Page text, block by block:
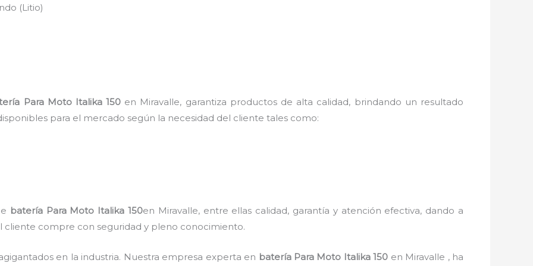
(Litio)
Para Moto Italika 150 en Miravalle, garantiza productos de alta calidad, brindando un resultado
para el mercado según la necesidad del cliente tales como:
batería Para Moto Italika 150en Miravalle, entre ellas calidad, garantía y atención efectiva, dando a
cliente compre con seguridad y pleno conocimiento.
en la industria. Nuestra empresa experta en batería Para Moto Italika 150 en Miravalle , ha